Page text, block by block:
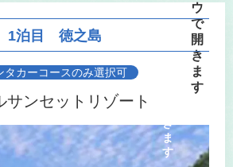
1泊目 徳之島
タカーコースのみ選択可
サンセット リゾート